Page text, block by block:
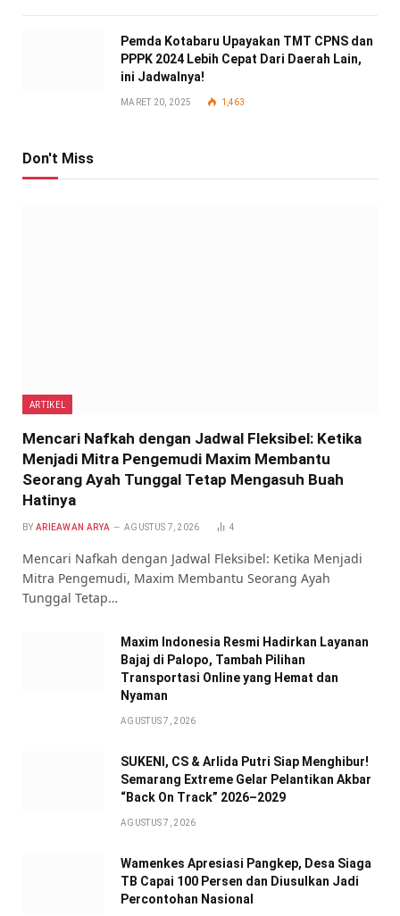
Pemda Kotabaru Upayakan TMT CPNS dan
PPPK 2024 Lebih Cepat Dari Daerah Lain,
ini Jadwalnya!
MARET 20, 2025 1,463
Don't Miss
ARTIKEL
Mencari Nafkah dengan Jadwal Fleksibel: Ketika
Menjadi Mitra Pengemudi Maxim Membantu
Seorang Ayah Tunggal Tetap Mengasuh Buah
Hatinya
BY ARIEAWAN ARYA AGUSTUS 7, 2026 4
Mencari Nafkah dengan Jadwal Fleksibel: Ketika Menjadi
Mitra Pengemudi, Maxim Membantu Seorang Ayah
Tunggal Tetap…
Maxim Indonesia Resmi Hadirkan Layanan
Bajaj di Palopo, Tambah Pilihan
Transportasi Online yang Hemat dan
Nyaman
AGUSTUS 7, 2026
SUKENI, CS & Arlida Putri Siap Menghibur!
Semarang Extreme Gelar Pelantikan Akbar
“Back On Track” 2026–2029
AGUSTUS 7, 2026
Wamenkes Apresiasi Pangkep, Desa Siaga
TB Capai 100 Persen dan Diusulkan Jadi
Percontohan Nasional